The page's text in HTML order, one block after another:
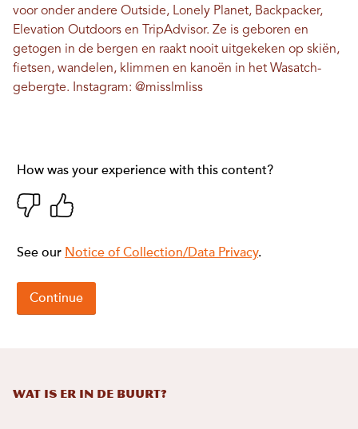
voor onder andere Outside, Lonely Planet, Backpacker,
Elevation Outdoors en TripAdvisor. Ze is geboren en
getogen in de bergen en raakt nooit uitgekeken op skiën,
fietsen, wandelen, klimmen en kanoën in het Wasatch-
gebergte. Instagram: @misslmliss
Wat is er in de buurt?